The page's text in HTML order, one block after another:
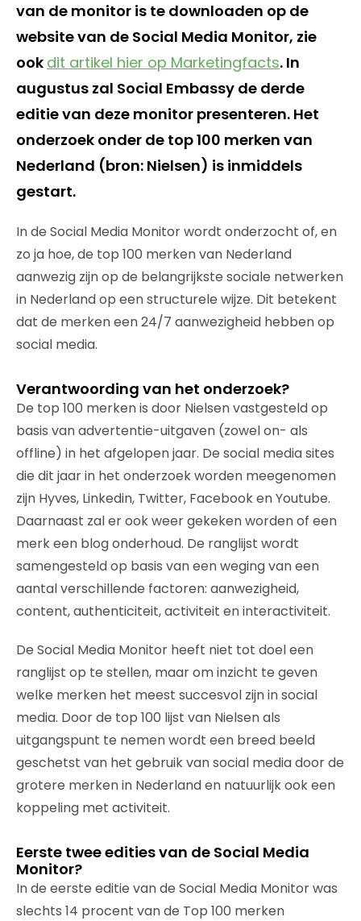
van de monitor is te downloaden op de
website van de Social Media Monitor, zie
ook dit artikel hier op Marketingfacts. In
augustus zal Social Embassy de derde
editie van deze monitor presenteren. Het
onderzoek onder de top 100 merken van
Nederland (bron: Nielsen) is inmiddels
gestart.
In de Social Media Monitor wordt onderzocht of, en
zo ja hoe, de top 100 merken van Nederland
aanwezig zijn op de belangrijkste sociale netwerken
in Nederland op een structurele wijze. Dit betekent
dat de merken een 24/7 aanwezigheid hebben op
social media.
Verantwoording van het onderzoek?
De top 100 merken is door Nielsen vastgesteld op
basis van advertentie-uitgaven (zowel on- als
offline) in het afgelopen jaar. De social media sites
die dit jaar in het onderzoek worden meegenomen
zijn Hyves, Linkedin, Twitter, Facebook en Youtube.
Daarnaast zal er ook weer gekeken worden of een
merk een blog onderhoud. De ranglijst wordt
samengesteld op basis van een weging van een
aantal verschillende factoren: aanwezigheid,
content, authenticiteit, activiteit en interactiviteit.
De Social Media Monitor heeft niet tot doel een
ranglijst op te stellen, maar om inzicht te geven
welke merken het meest succesvol zijn in social
media. Door de top 100 lijst van Nielsen als
uitgangspunt te nemen wordt een breed beeld
geschetst van het gebruik van social media door de
grotere merken in Nederland en natuurlijk ook een
koppeling met activiteit.
Eerste twee edities van de Social Media
Monitor?
In de eerste editie van de Social Media Monitor was
slechts 14 procent van de Top 100 merken